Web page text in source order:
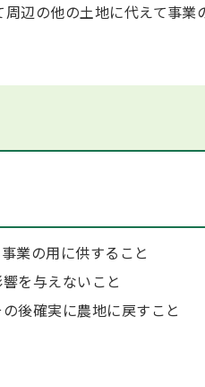
辺の他の土地に代えて事業
業の用に供すること
を与えないこと
後確実に農地に戻すこと